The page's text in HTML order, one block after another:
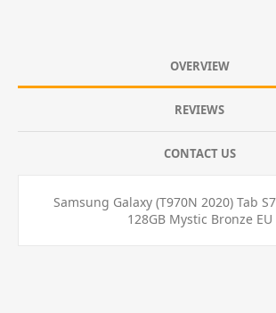
OVERVIEW
REVIEWS
CONTACT US
Samsung Galaxy (T970N 2020) Tab
128GB Mystic Bronze EU